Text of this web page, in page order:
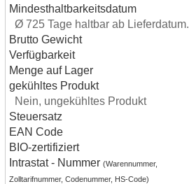
Mindesthaltbarkeitsdatum
Ø 725 Tage haltbar ab Lieferdatum.
Brutto Gewicht
Verfügbarkeit
Menge auf Lager
gekühltes Produkt
Nein, ungekühltes Produkt
Steuersatz
EAN Code
BIO-zertifiziert
Intrastat - Nummer (Warennummer,
Zolltarifnummer, Codenummer, HS-Code)